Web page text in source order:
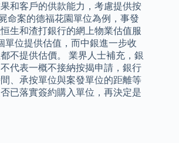
和客戶的供款能力，考慮提供按
命案的德福花園單位為例，事發
生和渣打銀行的網上物業估值服
單位提供估值，而中銀進一步收
不提供估價。 業界人士補充，銀
代表一概不接納按揭申請，銀行
、承按單位與案發單位的距離等
已落實簽約購入單位，再決定是